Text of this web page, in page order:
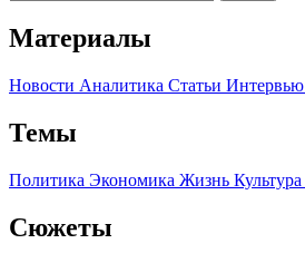
Материалы
Новости Аналитика Статьи Интервью
Темы
Политика Экономика Жизнь Культура
Сюжеты